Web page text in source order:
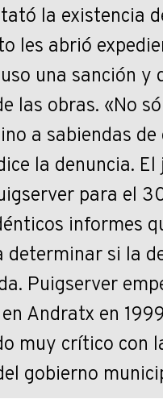
la existencia
les abrió
una sanción y
las obras. «No
a sabiendas de
la denuncia.
para el
informes
determinar si la
Puigserver
Andratx en
muy crítico con
gobierno